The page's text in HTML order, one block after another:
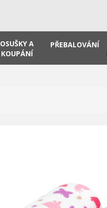
OSUŠKY A
KOUPÁNÍ
PŘEBALOVÁNÍ